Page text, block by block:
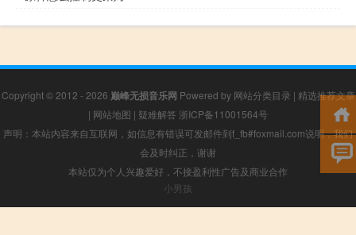
Copyright © 2012 - 2026 巅峰无损音乐网 Powered by 网站分类目录 | 精选推荐文章
| 网站地图 | 疑难解答 浙ICP备11001564号
声明：本站内容来自互联网，如信息有错误可发邮件到f_fb#foxmail.com说明，我们
会及时纠正，谢谢
本站仅为个人兴趣爱好，不接盈利性广告及商业合作
小男孩